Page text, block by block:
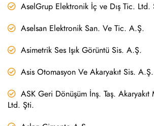
AselGrup Elektronik İç ve Dış Tic. Ltd.
Aselsan Elektronik San. Ve Tic. A.Ş.
Asimetrik Ses Işık Görüntü Sis. A.Ş.
Asis Otomasyon Ve Akaryakıt Sis. A.Ş.
ASK Geri Dönüşüm İnş. Taş.
Ltd. Şti.